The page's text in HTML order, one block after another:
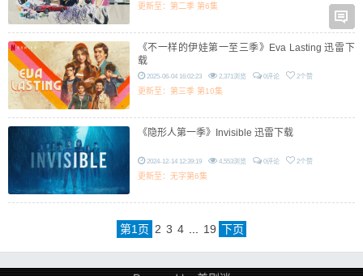
更新至：第二季 第6集
《不一样的伊娃第一至三季》Eva Lasting 迅雷下
载
2025-06-04 16:02:23 2,371浏览 0评论 2个赞
更新至：第三季 第10集
《隐形人第一季》Invisible 迅雷下载
2024-12-14 12:39:19 4,553浏览 0评论 2个赞
更新至：无字第6集
第1 页 2 3 4 19 下页